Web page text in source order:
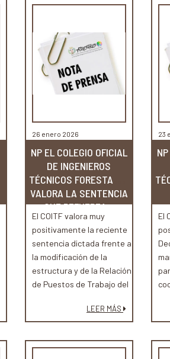
26 enero 2026
NP EL COLEGIO OFICIAL
DE INGENIEROS
TÉCNICOS FORESTALES
VALORA LA SENTENCIA
QUE REFUERZA...
El COITF valora muy
positivamente la reciente
sentencia dictada frente a
la modificación de la
estructura y de la Relación
de Puestos de Trabajo del
Diputación Foral de
Gipuzkoa.
LEER MÁS
23
El